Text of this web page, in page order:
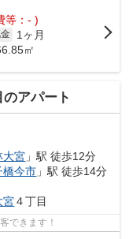
等：- )
1ヶ月
㎡
アパート
大宮 」駅 徒歩12分
橋今市 」駅 徒歩14分
宮４丁目
できます！